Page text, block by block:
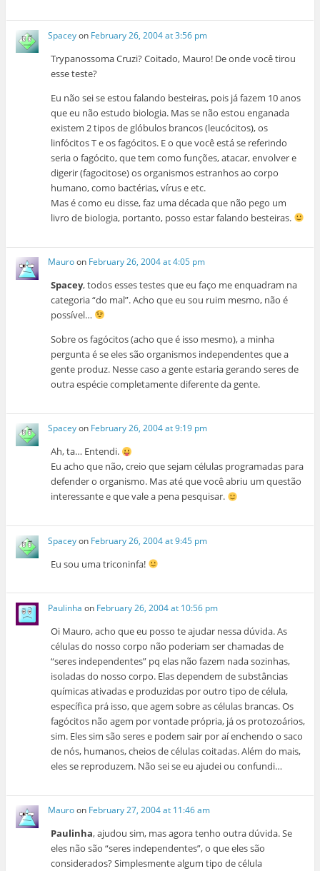
Spaceyon February 26, 2004 at 3:56 pm
Trypanossoma Cruzi? Coitado, Mauro! De onde você tirou
esse teste?
Eu não sei se estou falando besteiras, pois já fazem 10 anos
que eu não estudo biologia. Mas se não estou enganada
existem 2 tipos de glóbulos brancos (leucócitos), os
linfócitos T e os fagócitos. E o que você está se referindo
seria o fagócito, que tem como funções, atacar, envolver e
digerir (fagocitose) os organismos estranhos ao corpo
humano, como bactérias, vírus e etc.
Mas é como eu disse, faz uma década que não pego um
livro de biologia, portanto, posso estar falando besteiras.
Mauroon February 26, 2004 at 4:05 pm
Spacey, todos esses testes que eu faço me enquadram na
categoria “do mal”. Acho que eu sou ruim mesmo, não é
possível…
Sobre os fagócitos (acho que é isso mesmo), a minha
pergunta é se eles são organismos independentes que a
gente produz. Nesse caso a gente estaria gerando seres de
outra espécie completamente diferente da gente.
Spaceyon February 26, 2004 at 9:19 pm
Ah, ta… Entendi.
Eu acho que não, creio que sejam células programadas para
defender o organismo. Mas até que você abriu um questão
interessante e que vale a pena pesquisar.
Spaceyon February 26, 2004 at 9:45 pm
Eu sou uma triconinfa!
Paulinha on February 26, 2004 at 10:56 pm
Oi Mauro, acho que eu posso te ajudar nessa dúvida. As
células do nosso corpo não poderiam ser chamadas de
“seres independentes” pq elas não fazem nada sozinhas,
isoladas do nosso corpo. Elas dependem de substâncias
químicas ativadas e produzidas por outro tipo de célula,
específica prá isso, que agem sobre as células brancas. Os
fagócitos não agem por vontade própria, já os protozoários,
sim. Eles sim são seres e podem sair por aí enchendo o saco
de nós, humanos, cheios de células coitadas. Além do mais,
eles se reproduzem. Não sei se eu ajudei ou confundi…
Mauroon February 27, 2004 at 11:46 am
Paulinha, ajudou sim, mas agora tenho outra dúvida. Se
eles não são “seres independentes”, o que eles são
considerados? Simplesmente algum tipo de célula